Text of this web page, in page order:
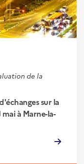
de la
sur la
à Marne-la-